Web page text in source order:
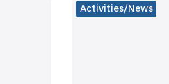
Activities/News